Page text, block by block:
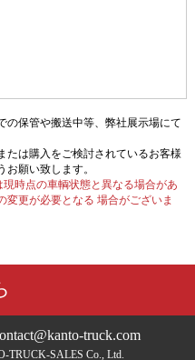
の保管や搬送中等、弊社展示場にて
たは購入をご検討されているお客様
願い致します。
時点の車輌状態と異なる場合があ
変更が必要となる 場合がございま
truck.com
TRUCK-SALES Co., Ltd.